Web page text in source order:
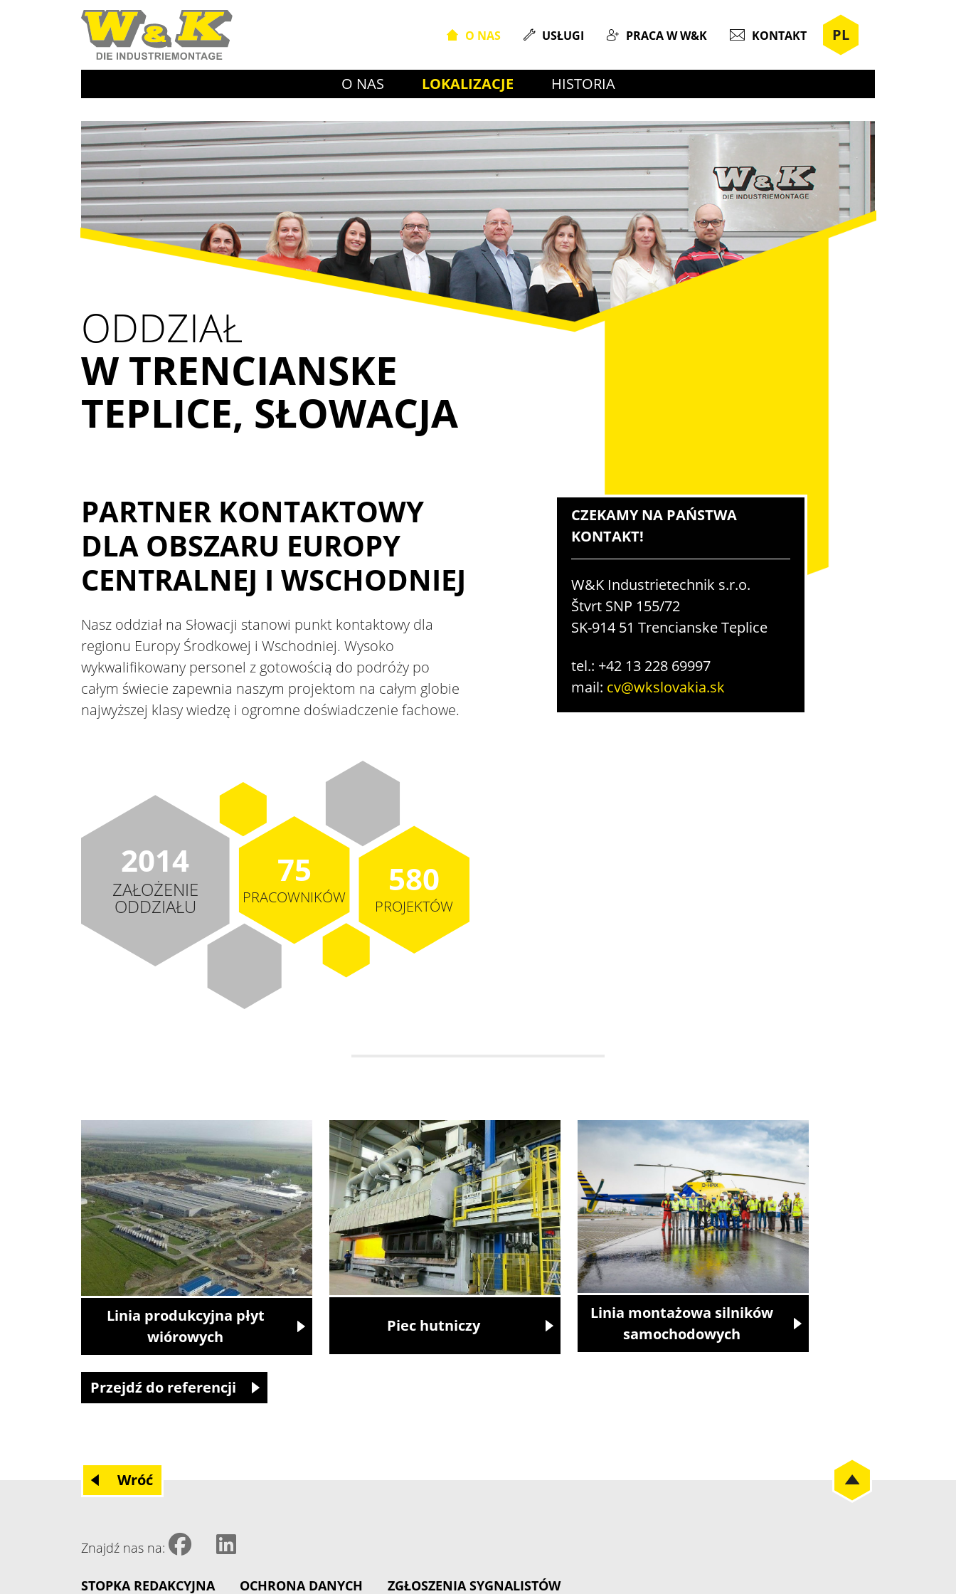
O NAS
O NAS LOKALIZACJE HISTORIA
USŁUGI PRACA W W&K KONTAKT PL
ODDZIAŁ
W TRENCIANSKE
TEPLICE, SŁOWACJA
PARTNER KONTAKTOWY
DLA OBSZARU EUROPY
CENTRALNEJ I WSCHODNIEJ
Nasz oddział na Słowacji stanowi punkt kontaktowy dla
regionu Europy Środkowej i Wschodniej. Wysoko
wykwalifikowany personel z gotowością do podróży po
całym świecie zapewnia naszym projektom na całym globie
najwyższej klasy wiedzę i ogromne doświadczenie fachowe.
CZEKAMY NA PAŃSTWA
KONTAKT!
W&K Industrietechnik s.r.o.
Štvrt SNP 155/72
SK-914 51 Trencianske Teplice
tel.: +42 13 228 69997
mail: cv@wkslovakia.sk
2014
ZAŁOŻENIE
ODDZIAŁU
75
PRACOWNIKÓW 580
PROJEKTÓW
Linia produkcyjna płyt
wiórowych
Piec hutniczy
Linia montażowa silników
samochodowych
Przejdź do referencji
Wróć
Znajdź nas na:
STOPKA REDAKCYJNA OCHRONA DANYCH ZGŁOSZENIA SYGNALISTÓW